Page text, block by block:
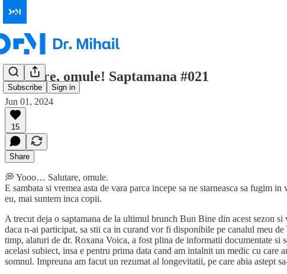
Subscribe Sign in
Salutare, omule! Saptamana #021
Jun 01, 2024
15
Share
💭 Yooo… Salutare, omule.
E sambata si vremea asta de vara parca incepe sa ne starneasca sa
eu, mai suntem inca copii.
A trecut deja o saptamana de la ultimul brunch Bun Bine din acest sezon
daca n-ai participat, sa stii ca in curand vor fi disponibile pe canalul meu
timp, alaturi de dr. Roxana Voica, a fost plina de informatii documentate
acelasi subiect, insa e pentru prima data cand am intalnit un medic cu
somnul. Impreuna am facut un rezumat al longevitatii, pe care abia astept